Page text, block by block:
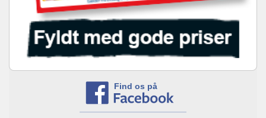
Find os på